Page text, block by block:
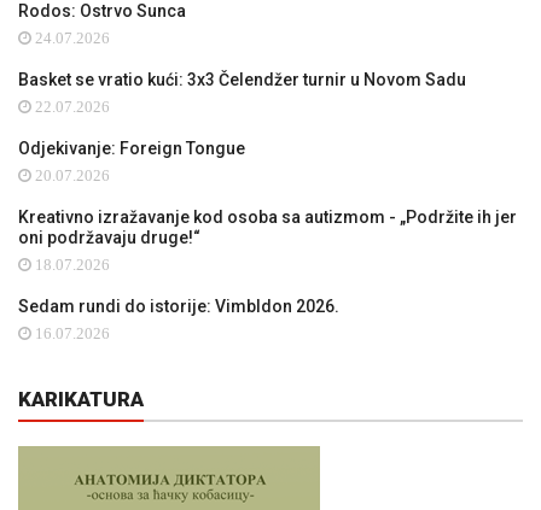
Rodos: Ostrvo Sunca
24.07.2026
Basket se vratio kući: 3x3 Čelendžer turnir u Novom Sadu
22.07.2026
Odjekivanje: Foreign Tongue
20.07.2026
Kreativno izražavanje kod osoba sa autizmom - „Podržite ih jer
oni podržavaju druge!“
18.07.2026
Sedam rundi do istorije: Vimbldon 2026.
16.07.2026
KARIKATURA